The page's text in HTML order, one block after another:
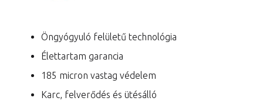
Öngyógyuló felületű technológia
Élettartam garancia
185 micron vastag védelem
Karc, felverődés és ütésálló